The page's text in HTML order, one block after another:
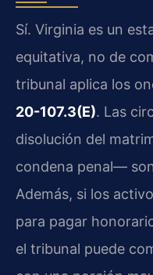
Sí. Virginia es un
equitativa, no de
tribunal aplica los
20-107.3(E). Las
disolución del
condena penal—
Además, si los
para pagar
el tribunal puede